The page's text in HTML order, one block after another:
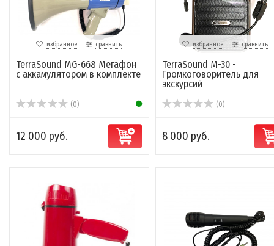
избранное сравнить
TerraSound MG-668 Мегафон
с аккамулятором в комплекте
(0)
12 000 руб.
избранное сравнить
TerraSound M-30 -
Громкоговоритель для
экскурсий
(0)
8 000 руб.